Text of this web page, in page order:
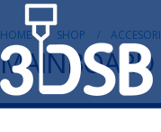
HOME SHOP
MAINBOARD